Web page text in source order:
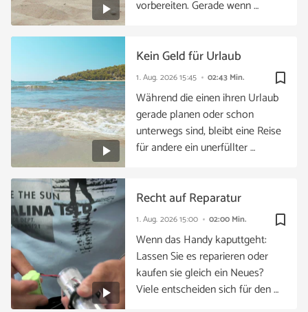
vorbereiten. Gerade wenn …
bookmark_border
1. Aug. 202615:45 02:43 Min.
Kein Geld für Urlaub
Während die einen ihren Urlaub
gerade planen oder schon
unterwegs sind, bleibt eine Reise
für andere ein unerfüllter …
bookmark_border
1. Aug. 202615:00 02:00 Min.
Recht auf Reparatur
Wenn das Handy kaputtgeht:
Lassen Sie es reparieren oder
kaufen sie gleich ein Neues?
Viele entscheiden sich für den …